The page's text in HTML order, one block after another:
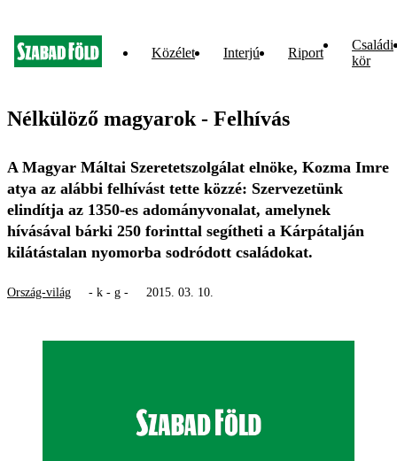
Közélet Interjú Riport
Családi
kör
Nélkülöző magyarok - Felhívás
A Magyar Máltai Szeretetszolgálat elnöke, Kozma Imre
atya az alábbi felhívást tette közzé: Szervezetünk
elindítja az 1350-es adományvonalat, amelynek
hívásával bárki 250 forinttal segítheti a Kárpátalján
kilátástalan nyomorba sodródott családokat.
Ország-világ - k - g - 2015. 03. 10.